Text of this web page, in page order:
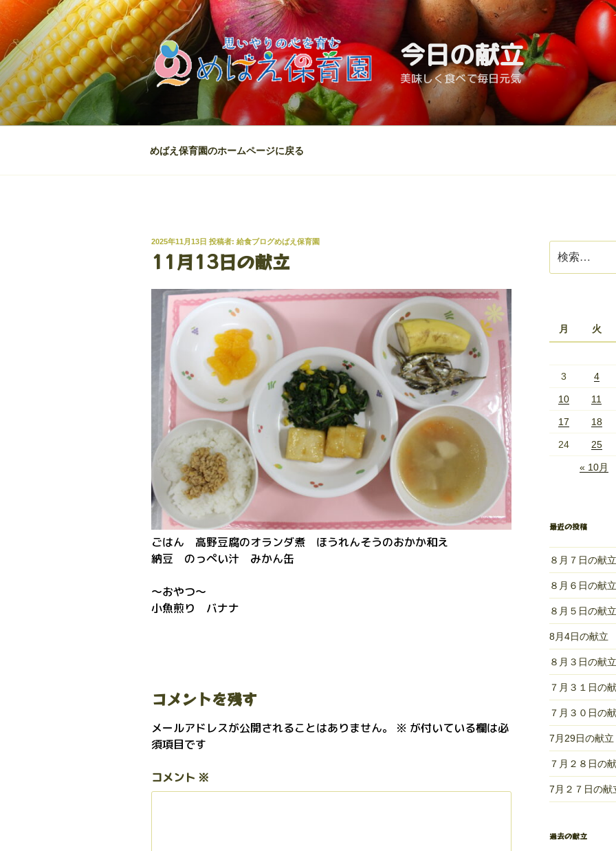
コ
ン
テ
ン
ツ
へ
ス
キ
今日の献立
美味しく食べて毎日元気
めばえ保育園のホームページに戻る
投
2025年11月13日 投稿者: 給食ブログめばえ保育園
11月13日の献立
ごはん 高野豆腐のオランダ煮 ほうれんそうのおかか和え
納豆 のっぺい汁 みかん缶
～おやつ～
小魚煎り バナナ
コメントを残す
メールアドレスが公開されることはありません。 ※ が付いている欄は必
須項目です
コメント ※
索:
月 火
3 4
10 11
17 18
24 25
« 10月
最近の投稿
８月７日の献立
８月６日の献立
８月５日の献立
8月4日の献立
８月３日の献立
７月３１日の
７月３０日の
7月29日の献立
７月２８日の
7月２７日の献
過去の献立